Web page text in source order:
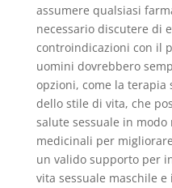
assumere qualsiasi
necessario discutere di
controindicazioni con il
uomini dovrebbero
opzioni, come la terapia
dello stile di vita, che
salute sessuale in
medicinali per
un valido supporto per
vita sessuale maschile